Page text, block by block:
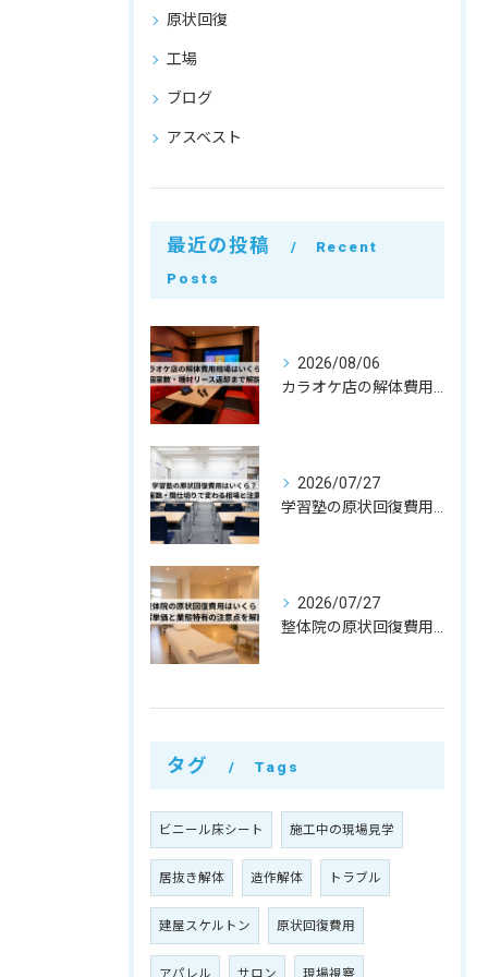
原状回復
工場
ブログ
アスベスト
最近の投稿
Recent
Posts
2026/08/06
2026/07/27
2026/07/27
タグ Tags
ビニール床シート 施工中の現場見学
居抜き解体 造作解体 トラブル
建屋スケルトン 原状回復費用
アパレル サロン 現場視察